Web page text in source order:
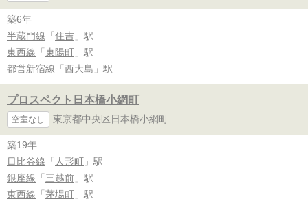
築6年
半蔵門線 「 住吉 」駅
東西線 「 東陽町 」駅
都営新宿線 「 西大島 」駅
プロスペクト日本橋小網町
空室なし 東京都中央区日本橋小網町
築19年
日比谷線 「 人形町 」駅
銀座線 「 三越前 」駅
東西線 「 茅場町 」駅